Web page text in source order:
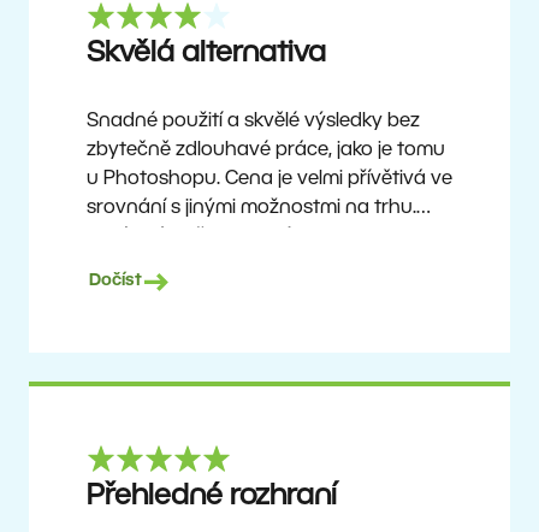
Skvělá alternativa
Snadné použití a skvělé výsledky bez
zbytečně zdlouhavé práce, jako je tomu
u Photoshopu. Cena je velmi přívětivá ve
srovnání s jinými možnostmi na trhu.
uživatelům, kteří chtějí dosáhnout
pokročilejší funkce, jakmile si na program
Ron
Dočíst
Přehledné rozhraní